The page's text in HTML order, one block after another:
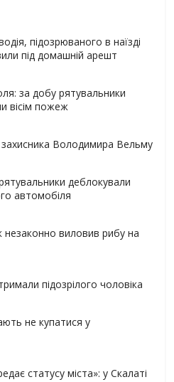
підозрюваного в наїзді
під домашній арешт
за добу рятувальники
вісім пожеж
Володимира Вельму
деблокували
автомобіля
незаконно виловив рибу на
підозрілого чоловіка
не купатися у
статусу міста»: у Скалаті